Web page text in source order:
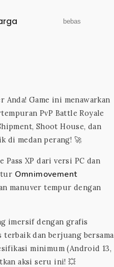
bebas
Game ini menawarkan
PvP Battle Royale
Shoot House, dan
di medan perang! 🚀
Pass XP dari versi PC dan
Omnimovement
manuver tempur dengan
imersif dengan grafis
dan berjuang bersama
minimum (Android 13,
aksi seru ini! 💥